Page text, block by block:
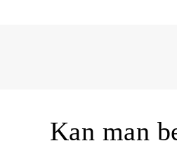
Kan man